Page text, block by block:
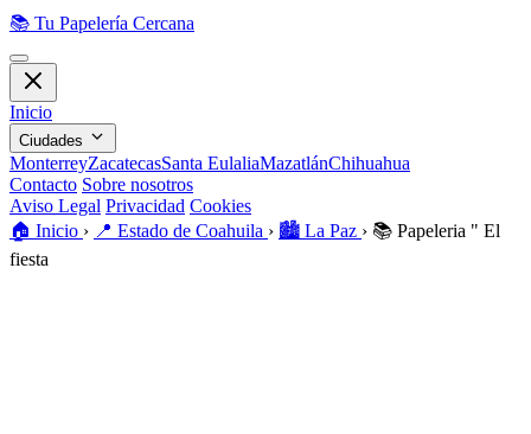
📚 Tu Papelería Cercana
Inicio
Ciudades
MonterreyZacatecasSanta EulaliaMazatlánChihuahua
Contacto Sobre nosotros
Aviso Legal Privacidad Cookies
🏠️ Inicio › 📍 Estado de Coahuila › 🏙️ La Paz › 📚 Papeleria " El
fiesta